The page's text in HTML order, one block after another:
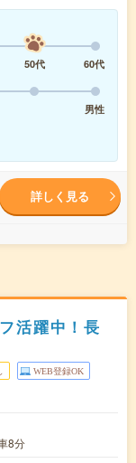
50代
60代
男性
詳しく見る
活躍中！長
WEB登録OK
8分